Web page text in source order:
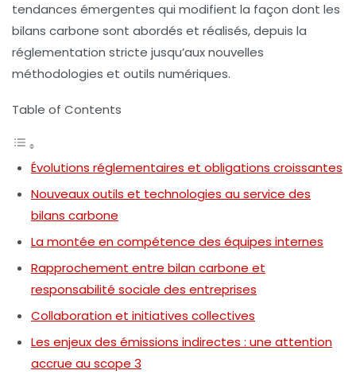
tendances émergentes qui modifient la façon dont les
bilans carbone sont abordés et réalisés, depuis la
réglementation stricte jusqu’aux nouvelles
méthodologies et outils numériques.
Table of Contents
Évolutions réglementaires et obligations croissantes
Nouveaux outils et technologies au service des
bilans carbone
La montée en compétence des équipes internes
Rapprochement entre bilan carbone et
responsabilité sociale des entreprises
Collaboration et initiatives collectives
Les enjeux des émissions indirectes : une attention
accrue au scope 3